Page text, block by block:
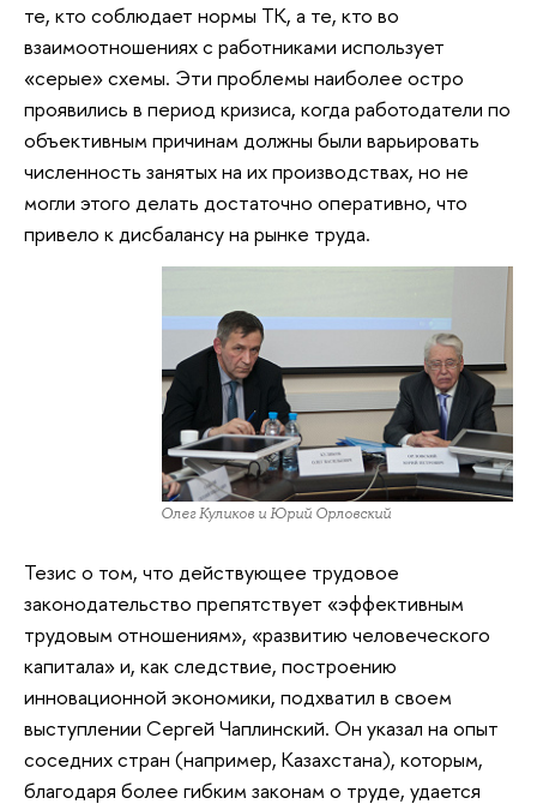
те, кто соблюдает нормы ТК, а те, кто во
взаимоотношениях с работниками использует
«серые» схемы. Эти проблемы наиболее остро
проявились в период кризиса, когда работодатели по
объективным причинам должны были варьировать
численность занятых на их производствах, но не
могли этого делать достаточно оперативно, что
привело к дисбалансу на рынке труда.
Олег Куликов и Юрий Орловский
Тезис о том, что действующее трудовое
законодательство препятствует «эффективным
трудовым отношениям», «развитию человеческого
капитала» и, как следствие, построению
инновационной экономики, подхватил в своем
выступлении Сергей Чаплинский. Он указал на опыт
соседних стран (например, Казахстана), которым,
благодаря более гибким законам о труде, удается